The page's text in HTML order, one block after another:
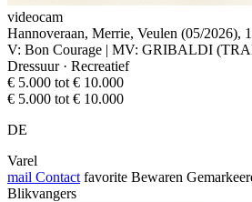
videocam
Hannoveraan, Merrie, Veulen (05/2026),
V: Bon Courage | MV: GRIBALDI
Dressuur · Recreatief
€ 5.000 tot € 10.000
€ 5.000 tot € 10.000
DE
Varel
mail Contact favorite Bewaren
Blikvangers